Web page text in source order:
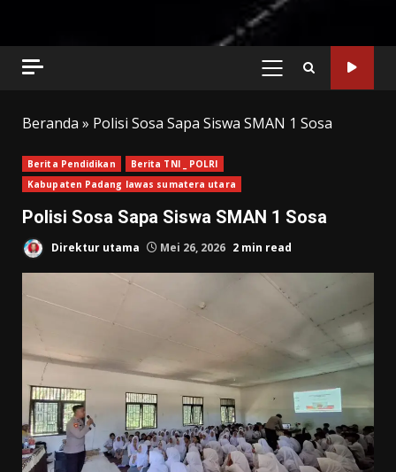
PRIMARY
Beranda » Polisi Sosa Sapa Siswa SMAN 1 Sosa
Berita Pendidikan
Berita TNI _ POLRI
Kabupaten Padang lawas sumatera utara
Polisi Sosa Sapa Siswa SMAN 1 Sosa
Direktur utama Mei 26, 2026 2 min read